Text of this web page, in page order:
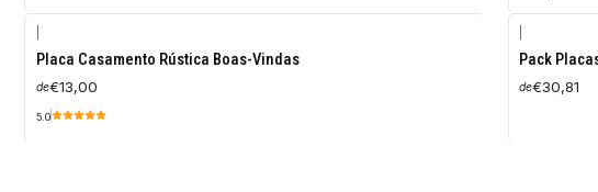
Placa Casamento Rústica Boas-Vindas
de€13,00
5.0
Pack
de€30,81